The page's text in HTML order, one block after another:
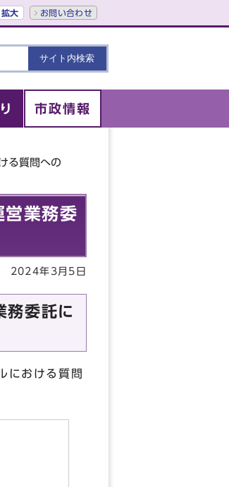
拡大 お問い合わせ
市政情報
る質問への
営業務委
2024年3月5日
務委託に
における質問